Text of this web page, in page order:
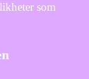
som